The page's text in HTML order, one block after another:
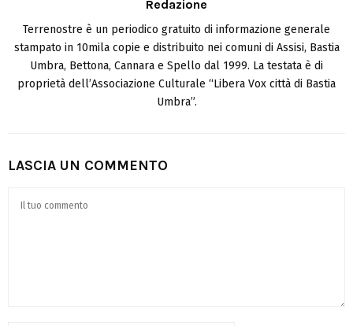
Redazione
Terrenostre è un periodico gratuito di informazione generale
stampato in 10mila copie e distribuito nei comuni di Assisi, Bastia
Umbra, Bettona, Cannara e Spello dal 1999. La testata è di
proprietà dell’Associazione Culturale “Libera Vox città di Bastia
Umbra”.
LASCIA UN COMMENTO